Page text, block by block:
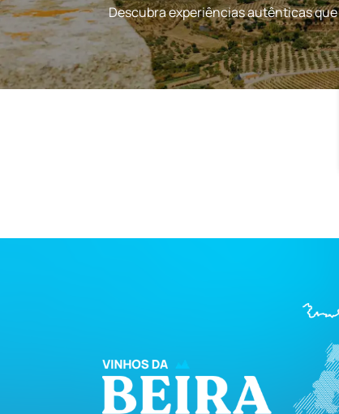
Descubra experiências autênticas